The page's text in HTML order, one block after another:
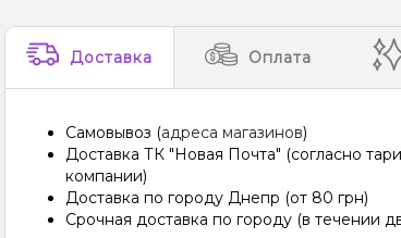
Доставка Оплата
Самовывоз (адреса магазинов)
Доставка ТК "Новая Почта" (согласно
компании)
Доставка по городу Днепр (от 80 грн)
Срочная доставка по городу (в течении